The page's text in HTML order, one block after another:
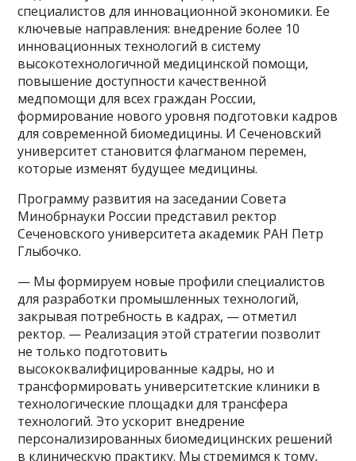
специалистов для инновационной экономики. Ее
ключевые направления: внедрение более 10
инновационных технологий в систему
высокотехнологичной медицинской помощи,
повышение доступности качественной
медпомощи для всех граждан России,
формирование нового уровня подготовки кадров
для современной биомедицины. И Сеченовский
университет становится флагманом перемен,
которые изменят будущее медицины.
Программу развития на заседании Совета
Минобрнауки России представил ректор
Сеченовского университета академик РАН Петр
Глыбочко.
— Мы формируем новые профили специалистов
для разработки промышленных технологий,
закрывая потребность в кадрах, — отметил
ректор. — Реализация этой стратегии позволит
не только подготовить
высококвалифицированные кадры, но и
трансформировать университетские клиники в
технологические площадки для трансфера
технологий. Это ускорит внедрение
персонализированных биомедицинских решений
в клиническую практику. Мы стремимся к тому,